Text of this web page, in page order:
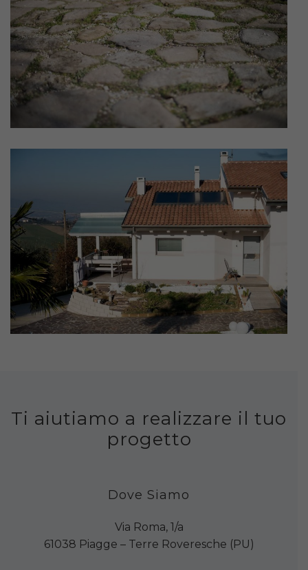
Ti aiutiamo a realizzare il tuo
progetto
Dove Siamo
Via Roma, 1/a
61038 Piagge – Terre Roveresche (PU)